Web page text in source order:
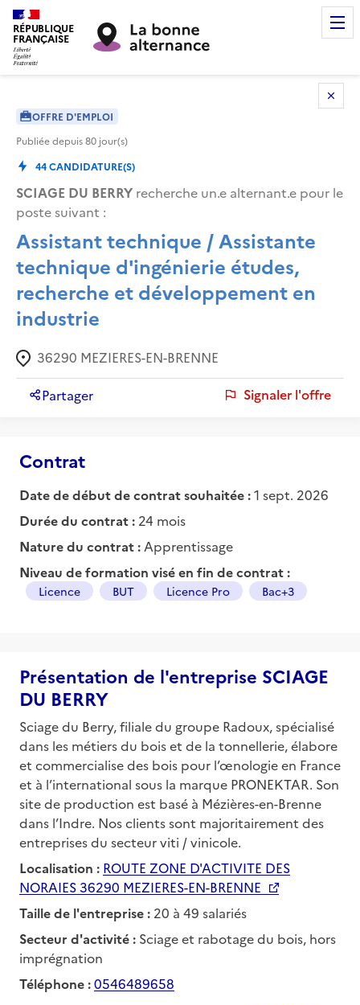
RÉPUBLIQUE
FRANÇAISE
OFFRE D'EMPLOI
Publiée depuis80 jour(s)
44CANDIDATURE(S)
SCIAGE DU BERRY recherche un.e alternant.e pour le
poste suivant :
Assistant technique / Assistante
technique d'ingénierie études,
recherche et développement en
industrie
36290 MEZIERES-EN-BRENNE
Partager Signaler l'offre
Contrat
Date de début de contrat souhaitée :1 sept. 2026
Durée du contrat : 24 mois
Nature du contrat : Apprentissage
Niveau de formation visé en fin de contrat :
Licence BUT Licence Pro Bac+3
Présentation de l'entreprise SCIAGE
DU BERRY
Sciage du Berry, filiale du groupe Radoux, spécialisé
dans les métiers du bois et de la tonnellerie, élabore
et commercialise des bois pour l’œnologie en France
et à l’international sous la marque PRONEKTAR. Son
site de production est basé à Mézières-en-Brenne
dans l’Indre. Nos clients sont majoritairement des
entreprises du secteur viti / vinicole.
Localisation : ROUTE ZONE D'ACTIVITE DES
NORAIES 36290 MEZIERES-EN-BRENNE
Taille de l'entreprise : 20 à 49 salariés
Secteur d'activité : Sciage et rabotage du bois, hors
imprégnation
Téléphone :0546489658